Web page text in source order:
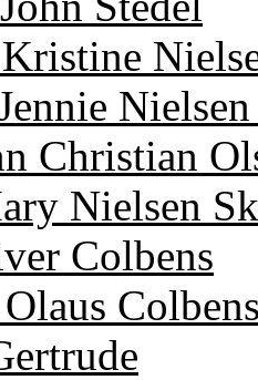
Christian
Nielsen
Colbens